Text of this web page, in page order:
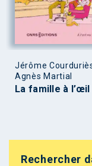
Jérôme
Agnès Martial
La famille à l’œil
Rechercher